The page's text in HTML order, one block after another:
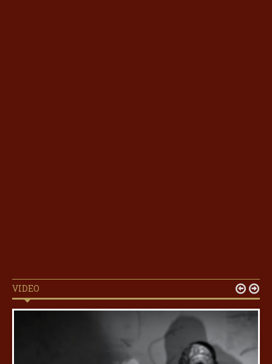
VIDEO  